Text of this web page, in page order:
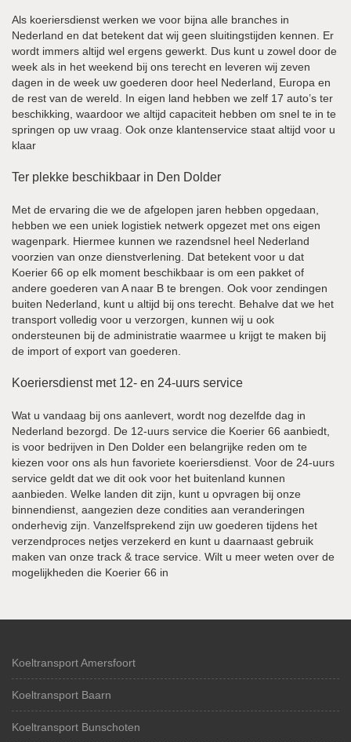
Als koeriersdienst werken we voor bijna alle branches in
Nederland en dat betekent dat wij geen sluitingstijden kennen. Er
wordt immers altijd wel ergens gewerkt. Dus kunt u zowel door de
week als in het weekend bij ons terecht en leveren wij zeven
dagen in de week uw goederen door heel Nederland, Europa en
de rest van de wereld. In eigen land hebben we zelf 17 auto’s ter
beschikking, waardoor we altijd capaciteit hebben om snel te in te
springen op uw vraag. Ook onze klantenservice staat altijd voor u
klaar
Ter plekke beschikbaar in Den Dolder
Met de ervaring die we de afgelopen jaren hebben opgedaan,
hebben we een uniek logistiek netwerk opgezet met ons eigen
wagenpark. Hiermee kunnen we razendsnel heel Nederland
voorzien van onze dienstverlening. Dat betekent voor u dat
Koerier 66 op elk moment beschikbaar is om een pakket of
andere goederen van A naar B te brengen. Ook voor zendingen
buiten Nederland, kunt u altijd bij ons terecht. Behalve dat we het
transport volledig voor u verzorgen, kunnen wij u ook
ondersteunen bij de administratie waarmee u krijgt te maken bij
de import of export van goederen.
Koeriersdienst met 12- en 24-uurs service
Wat u vandaag bij ons aanlevert, wordt nog dezelfde dag in
Nederland bezorgd. De 12-uurs service die Koerier 66 aanbiedt,
is voor bedrijven in Den Dolder een belangrijke reden om te
kiezen voor ons als hun favoriete koeriersdienst. Voor de 24-uurs
service geldt dat we dit ook voor het buitenland kunnen
aanbieden. Welke landen dit zijn, kunt u opvragen bij onze
binnendienst, aangezien deze condities aan veranderingen
onderhevig zijn. Vanzelfsprekend zijn uw goederen tijdens het
verzendproces netjes verzekerd en kunt u daarnaast gebruik
maken van onze track & trace service. Wilt u meer weten over de
mogelijkheden die Koerier 66 in
Koeltransport Amersfoort
Koeltransport Baarn
Koeltransport Bunschoten